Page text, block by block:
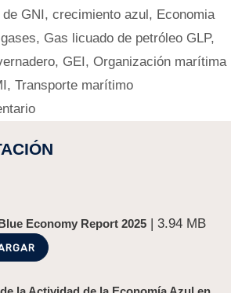
GNI,crecimiento azul, Economia
, Gas licuado de petróleo GLP,
, GEI, Organización marítima
, Transporte marítimo
Economy Report 2025 | 3.94 MB